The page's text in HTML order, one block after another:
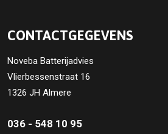
CONTACTGEGEVENS
Noveba Batterijadvies
Vlierbessenstraat 16
1326 JH Almere
036 - 548 10 95